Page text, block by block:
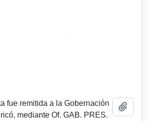
fue remitida a la Gobernación
mediante Of. GAB. PRES.